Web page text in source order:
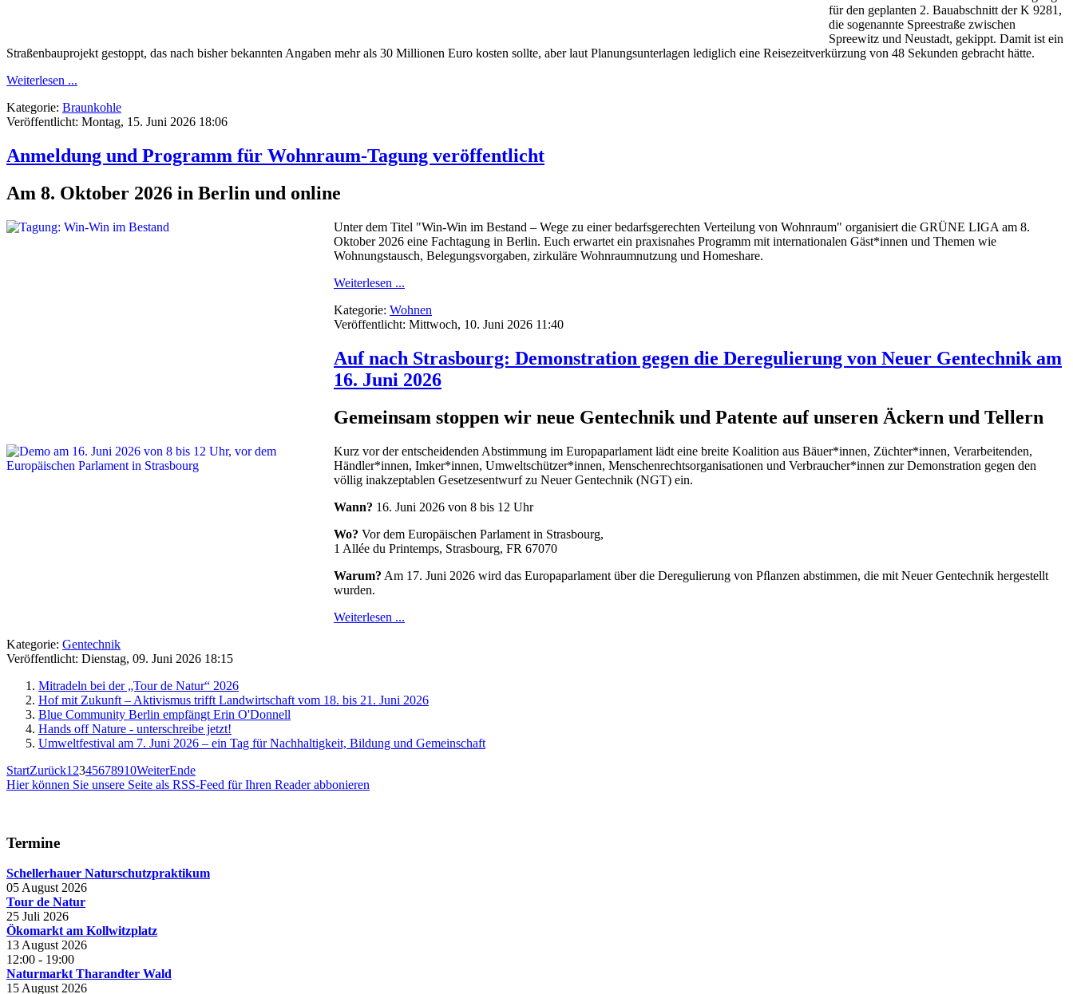
für den geplanten 2. Bauabschnitt der K 9281,
die sogenannte Spreestraße zwischen
Spreewitz und Neustadt, gekippt. Damit ist ein
Straßenbauprojekt gestoppt, das nach bisher bekannten Angaben mehr als 30 Millionen Euro kosten sollte, aber laut Planungsunterlagen lediglich eine Reisezeitverkürzung von 48 Sekunden gebracht hätte.
Weiterlesen ...
Kategorie: Braunkohle
Veröffentlicht: Montag, 15. Juni 2026 18:06
Anmeldung und Programm für Wohnraum-Tagung veröffentlicht
Am 8. Oktober 2026 in Berlin und online
Unter dem Titel "Win-Win im Bestand – Wege zu einer bedarfsgerechten Verteilung von Wohnraum" organisiert die GRÜNE LIGA am 8.
Oktober 2026 eine Fachtagung in Berlin. Euch erwartet ein praxisnahes Programm mit internationalen Gäst*innen und Themen wie
Wohnungstausch, Belegungsvorgaben, zirkuläre Wohnraumnutzung und Homeshare.
Weiterlesen ...
Kategorie: Wohnen
Veröffentlicht: Mittwoch, 10. Juni 2026 11:40
Auf nach Strasbourg: Demonstration gegen die Deregulierung von Neuer Gentechnik am
16. Juni 2026
Gemeinsam stoppen wir neue Gentechnik und Patente auf unseren Äckern und Tellern
Kurz vor der entscheidenden Abstimmung im Europaparlament lädt eine breite Koalition aus Bäuer*innen, Züchter*innen, Verarbeitenden,
Händler*innen, Imker*innen, Umweltschützer*innen, Menschenrechtsorganisationen und Verbraucher*innen zur Demonstration gegen den
völlig inakzeptablen Gesetzesentwurf zu Neuer Gentechnik (NGT) ein.
Wann? 16. Juni 2026 von 8 bis 12 Uhr
Wo? Vor dem Europäischen Parlament in Strasbourg,
1 Allée du Printemps, Strasbourg, FR 67070
Warum? Am 17. Juni 2026 wird das Europaparlament über die Deregulierung von Pﬂanzen abstimmen, die mit Neuer Gentechnik hergestellt
wurden.
Weiterlesen ...
Kategorie: Gentechnik
Veröffentlicht: Dienstag, 09. Juni 2026 18:15
Mitradeln bei der „Tour de Natur“ 2026
Hof mit Zukunft – Aktivismus trifft Landwirtschaft vom 18. bis 21. Juni 2026
Blue Community Berlin empfängt Erin O'Donnell
Hands off Nature - unterschreibe jetzt!
Umweltfestival am 7. Juni 2026 – ein Tag für Nachhaltigkeit, Bildung und Gemeinschaft
StartZurück1 2345678910WeiterEnde
Hier können Sie unsere Seite als RSS-Feed für Ihren Reader abbonieren
Termine
Schellerhauer Naturschutzpraktikum
05 August 2026
Tour de Natur
25 Juli 2026
Ökomarkt am Kollwitzplatz
13 August 2026
12:00 - 19:00
Naturmarkt Tharandter Wald
15 August 2026